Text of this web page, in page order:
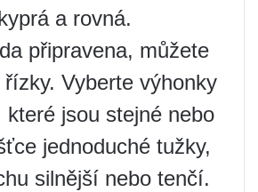
a rovná.
připravena, můžete
Vyberte výhonky
které jsou stejné nebo
jednoduché tužky,
silnější nebo tenčí.